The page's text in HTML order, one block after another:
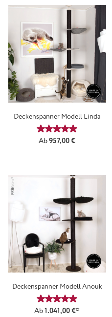
Deckenspanner Modell Linda
Durchschnittliche
Regulärer Preis:
Ab957,00 €
Deckenspanner Modell Anouk
Durchschnittliche
Ab1.041,00 €*